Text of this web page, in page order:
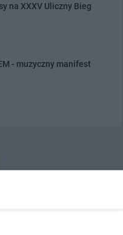
na XXXV Uliczny Bieg
- muzyczny manifest
Serwis Informacyjny Miasta